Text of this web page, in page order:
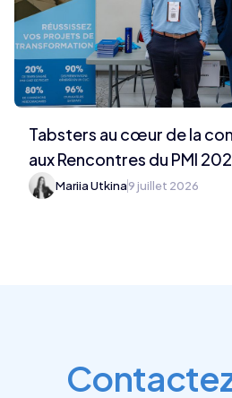
Tabsters au cœur de la
aux Rencontres du PMI
Mariia Utkina9 juillet 2026